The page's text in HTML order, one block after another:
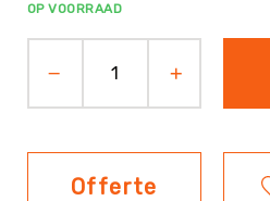
Dans
&
Fitness
Sportvloeren
OP VOORRAAD
Offerte